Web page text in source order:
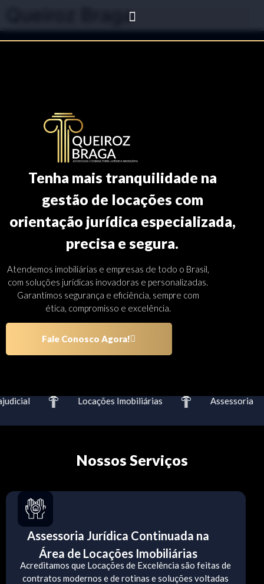
Queiroz Braga
Tenha mais tranquilidade na
gestão de locações com
orientação jurídica especializada,
precisa e segura.
Atendemos imobiliárias e empresas de todo o Brasil,
com soluções jurídicas inovadoras e personalizadas.
Garantimos segurança e eficiência, sempre com
ética, compromisso e excelência.
Fale Conosco Agora!
Locações Imobiliárias Assessoria
Nossos Serviços
Assessoria Jurídica Continuada na
Área de Locações Imobiliárias
Acreditamos que Locações de Excelência são feitas de
contratos modernos e de rotinas e soluções voltadas